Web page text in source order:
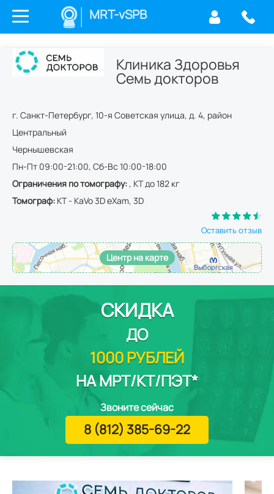
MRT-vSPB
СКИДКА
ДО
1000 РУБЛЕЙ
НА МРТ/КТ/ПЭТ*
Звоните сейчас
8 (812) 385-69-22
Клиника Здоровья
Семь докторов
г. Санкт-Петербург, 10-я Советская улица, д. 4, район
Центральный
Чернышевская
Пн-Пт 09:00-21:00, Сб-Вс 10:00-18:00
Ограничения по томографу:, КТ до 182 кг
Томограф: КТ - KaVo 3D eXam, 3D
Оставить отзыв
Центр на карте